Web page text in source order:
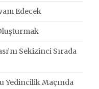
Edecek
Sekizinci Sırada
Yedincilik Maçında